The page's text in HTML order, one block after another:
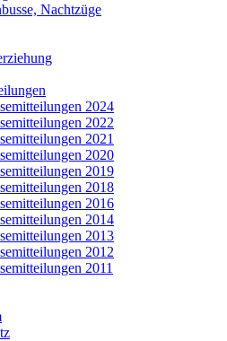
Nachtzüge
2024
2022
2021
2020
2019
2018
2016
2014
2013
2012
2011